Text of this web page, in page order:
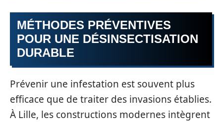
MÉTHODES PRÉVENTIVES
POUR UNE DÉSINSECTISATION
DURABLE
Prévenir une infestation est souvent plus
efficace que de traiter des invasions établies.
À Lille, les constructions modernes intègrent